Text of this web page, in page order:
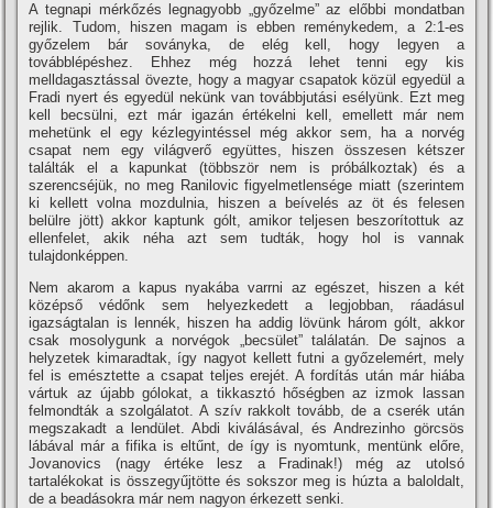
A tegnapi mérkőzés legnagyobb „győzelme” az előbbi mondatban
rejlik. Tudom, hiszen magam is ebben reménykedem, a 2:1-es
győzelem bár soványka, de elég kell, hogy legyen a
továbblépéshez. Ehhez még hozzá lehet tenni egy kis
melldagasztással övezte, hogy a magyar csapatok közül egyedül a
Fradi nyert és egyedül nekünk van továbbjutási esélyünk. Ezt meg
kell becsülni, ezt már igazán értékelni kell, emellett már nem
mehetünk el egy kézlegyintéssel még akkor sem, ha a norvég
csapat nem egy világverő együttes, hiszen összesen kétszer
találták el a kapunkat (többször nem is próbálkoztak) és a
szerencséjük, no meg Ranilovic figyelmetlensége miatt (szerintem
ki kellett volna mozdulnia, hiszen a beí­velés az öt és felesen
belülre jött) akkor kaptunk gólt, amikor teljesen beszorí­tottuk az
ellenfelet, akik néha azt sem tudták, hogy hol is vannak
tulajdonképpen.
Nem akarom a kapus nyakába varrni az egészet, hiszen a két
középső védőnk sem helyezkedett a legjobban, ráadásul
igazságtalan is lennék, hiszen ha addig lövünk három gólt, akkor
csak mosolygunk a norvégok „becsület” találatán. De sajnos a
helyzetek kimaradtak, í­gy nagyot kellett futni a győzelemért, mely
fel is emésztette a csapat teljes erejét. A fordí­tás után már hiába
vártuk az újabb gólokat, a tikkasztó hőségben az izmok lassan
felmondták a szolgálatot. A szí­v rakkolt tovább, de a cserék után
megszakadt a lendület. Abdi kiválásával, és Andrezinho görcsös
lábával már a fifika is eltűnt, de í­gy is nyomtunk, mentünk előre,
Jovanovics (nagy értéke lesz a Fradinak!) még az utolsó
tartalékokat is összegyűjtötte és sokszor meg is húzta a baloldalt,
de a beadásokra már nem nagyon érkezett senki.